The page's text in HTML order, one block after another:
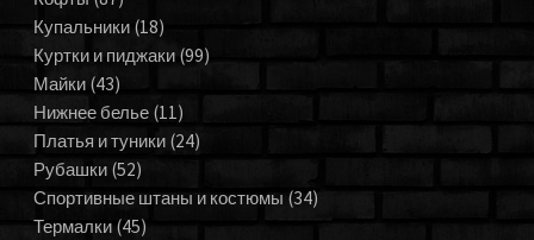
Купальники (18)
Куртки и пиджаки (99)
Майки (43)
Нижнее белье (11)
Платья и туники (24)
Рубашки (52)
Спортивные штаны и костюмы (34)
Термалки (45)